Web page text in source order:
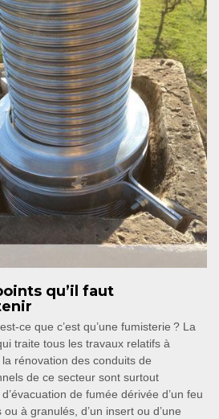
qu’il faut
ce que c’est qu’une fumisterie ? La
traite tous les travaux relatifs à
la rénovation des conduits de
de ce secteur sont surtout
de fumée dérivée d’un feu
à granulés, d’un insert ou d’une